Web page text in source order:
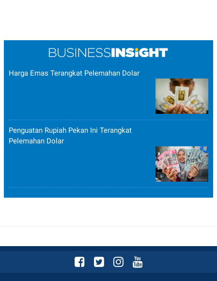
Harga Emas Terangkat Pelemahan Dolar
Penguatan Rupiah Pekan Ini Terangkat
Pelemahan Dolar